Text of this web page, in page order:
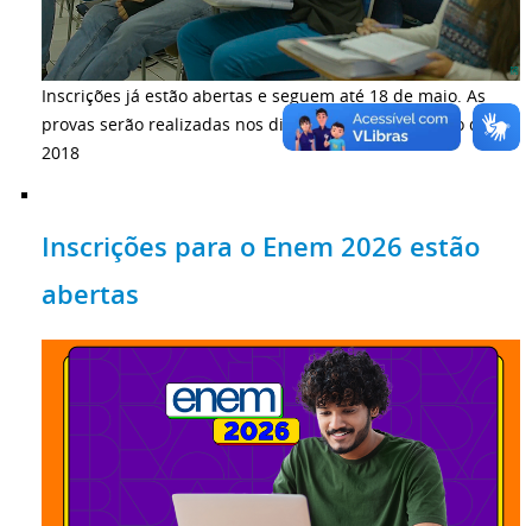
Inscrições já estão abertas e seguem até 18 de maio. As
provas serão realizadas nos dias 4 e 11 de novembro de
2018
Inscrições para o Enem 2026 estão
abertas